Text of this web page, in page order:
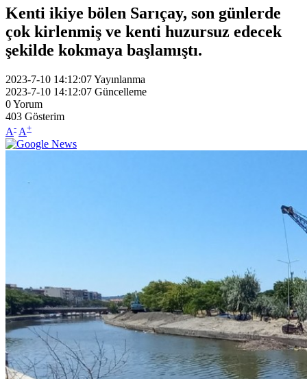
Kenti ikiye bölen Sarıçay, son günlerde
çok kirlenmiş ve kenti huzursuz edecek
şekilde kokmaya başlamıştı.
2023-7-10 14:12:07Yayınlanma
2023-7-10 14:12:07 Güncelleme
0Yorum
403 Gösterim
A- A+